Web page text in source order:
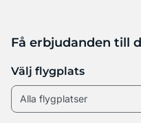
Få erbjudanden till
Välj flygplats